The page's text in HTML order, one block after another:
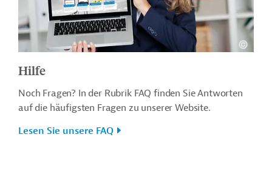
Hilfe
Noch Fragen? In der Rubrik FAQ finden Sie Antworten
auf die häufigsten Fragen zu unserer Website.
Lesen Sie unsere FAQ